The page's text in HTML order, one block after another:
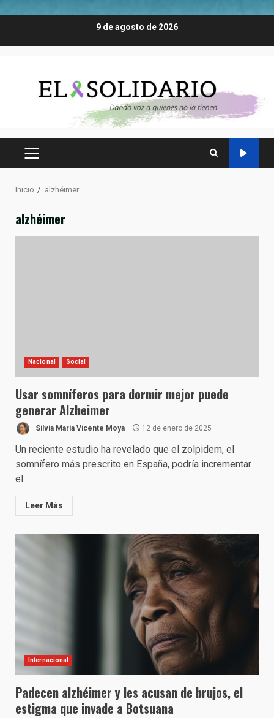
9 de agosto de 2026
MENÚ
Inicio alzhéimer
alzhéimer
Nacional Social
Usar somníferos para dormir mejor puede
generar Alzheimer
Silvia María Vicente Moya 12 de enero de 2025
Un reciente estudio ha revelado que el zolpidem, el
somnífero más prescrito en España, podría incrementar
el...
Leer Más
Internacional
Padecen alzhéimer y les acusan de brujos, el
estigma que invade a Botsuana